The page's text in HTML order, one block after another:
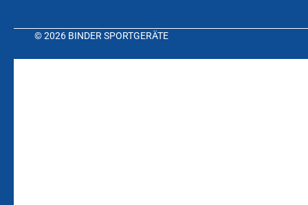
© 2026 BINDER SPORTGERÄTE